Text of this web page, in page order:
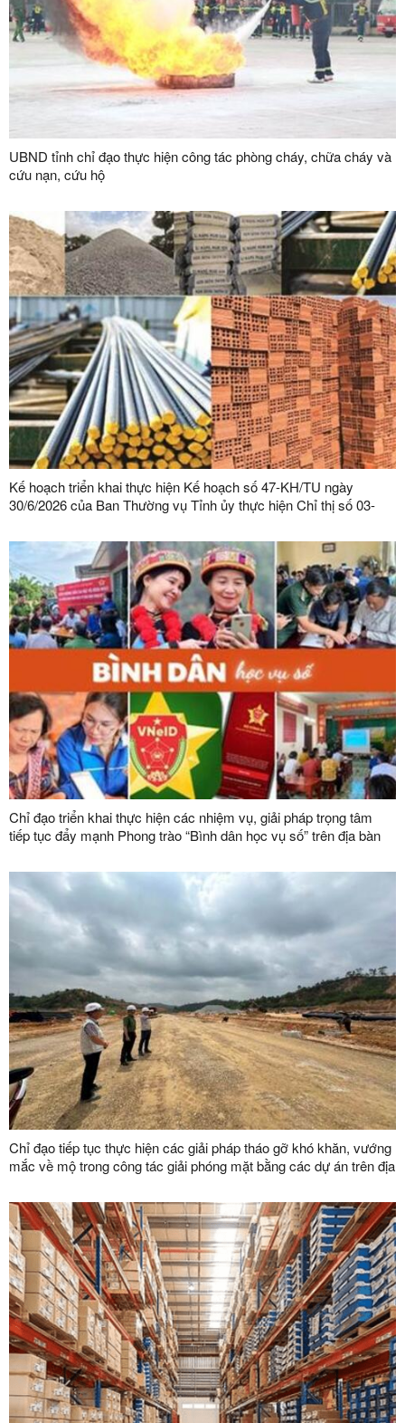
UBND tỉnh chỉ đạo thực hiện công tác phòng cháy, chữa cháy và
cứu nạn, cứu hộ
Kế hoạch triển khai thực hiện Kế hoạch số 47-KH/TU ngày
30/6/2026 của Ban Thường vụ Tỉnh ủy thực hiện Chỉ thị số 03-
đạo của Đảng đối với công tác quản lý, phát triển vật liệu xây
dựng trong giai đoạn mới
Chỉ đạo triển khai thực hiện các nhiệm vụ, giải pháp trọng tâm
tiếp tục đẩy mạnh Phong trào “Bình dân học vụ số” trên địa bàn
Chỉ đạo tiếp tục thực hiện các giải pháp tháo gỡ khó khăn, vướng
mắc về mộ trong công tác giải phóng mặt bằng các dự án trên địa